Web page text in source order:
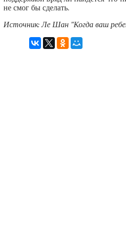
не смог бы сделать.
Источник: Ле Шан "Когда ваш